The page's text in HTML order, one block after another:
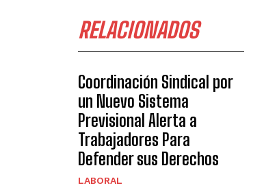
RELACIONADOS
Coordinación Sindical por
un Nuevo Sistema
Previsional Alerta a
Trabajadores Para
Defender sus Derechos
LABORAL